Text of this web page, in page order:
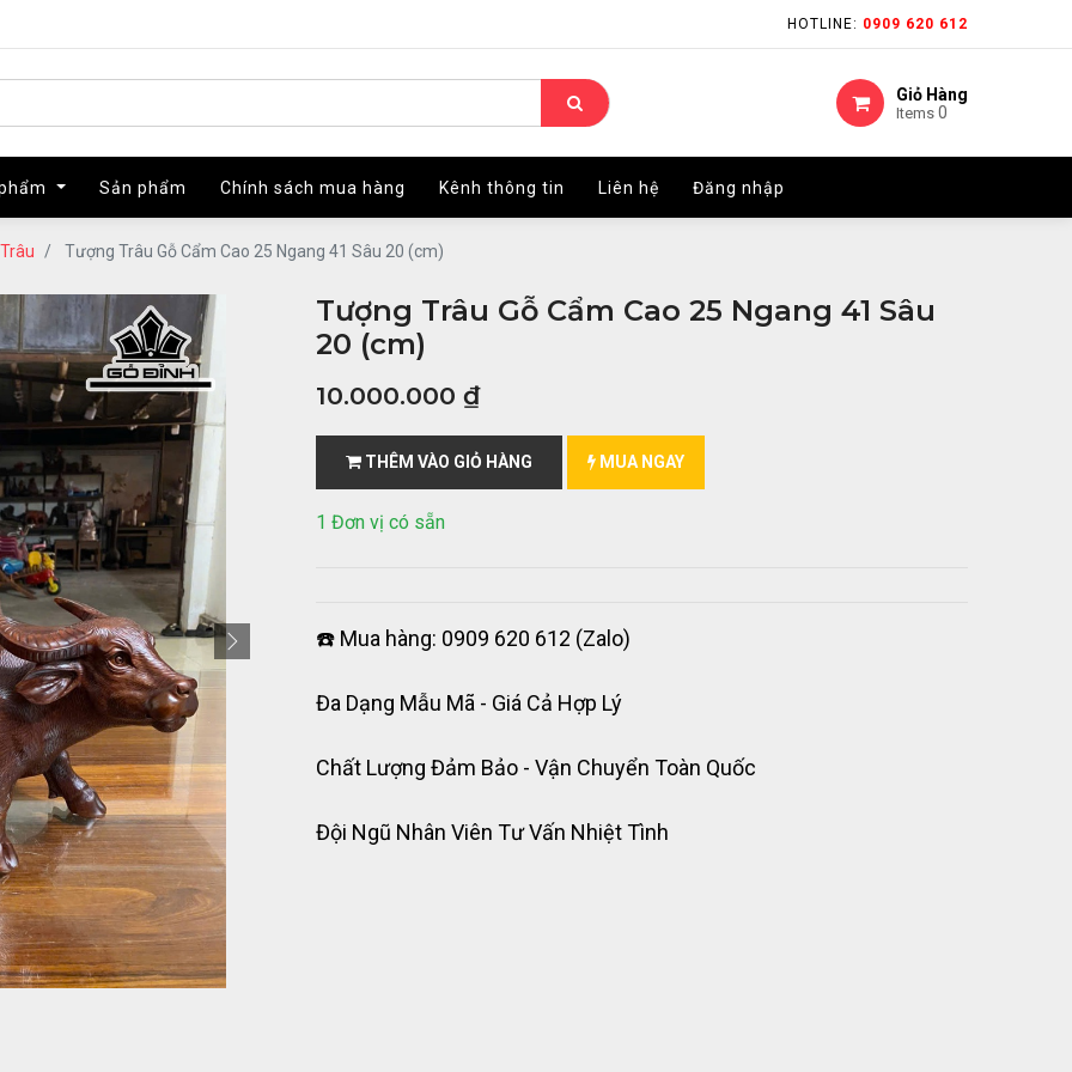
HOTLINE: 0909 620 612
Giỏ Hàng
Items 0
Sản phẩm Chính sách mua hàng Kênh thông tin Liên hệ Đăng nhập
HOTLINE: 0909 620 612
Giỏ Hàng
Items 0
Sản phẩm Chính sách mua hàng Kênh thông tin Liên hệ Đăng nhập
Tượng Trâu Gỗ Cẩm Cao 25 Ngang 41 Sâu 20 (cm)
Tượng Trâu Gỗ Cẩm Cao 25 Ngang 41 Sâu
20 (cm)
10.000.000 ₫
THÊM VÀO GIỎ HÀNG MUA NGAY
1 Đơn vị có sẵn
☎️ Mua hàng: 0909 620 612 (Zalo)
Đa Dạng Mẫu Mã - Giá Cả Hợp Lý
Chất Lượng Đảm Bảo - Vận Chuyển Toàn Quốc
Đội Ngũ Nhân Viên Tư Vấn Nhiệt Tình